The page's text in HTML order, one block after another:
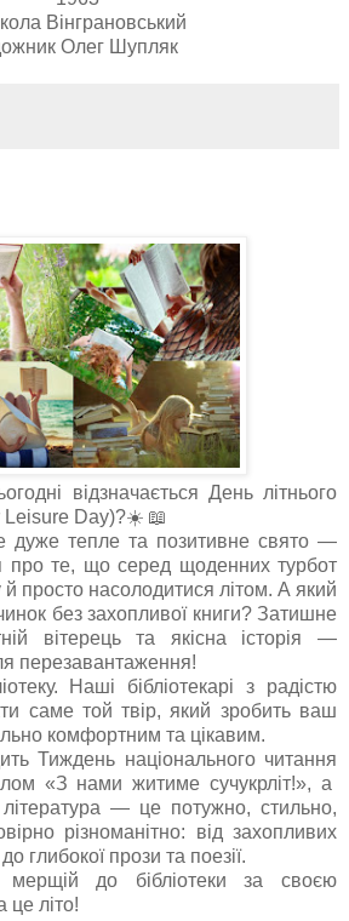
Вінграновський
Олег Шупляк
відзначається День літнього
Leisure Day)?☀️ 📖
дуже тепле та позитивне свято —
про те, що серед щоденних турбот
й просто насолодитися літом. А який
без захопливої книги? Затишне
вітерець та якісна історія —
перезавантаження!
Наші бібліотекарі з радістю
саме той твір, який зробить ваш
комфортним та цікавим.
Тиждень національного читання
«З нами житиме сучукрліт!», а
література — це потужно, стильно,
різноманітно: від захопливих
глибокої прози та поезії.
до бібліотеки за своєю
це літо!